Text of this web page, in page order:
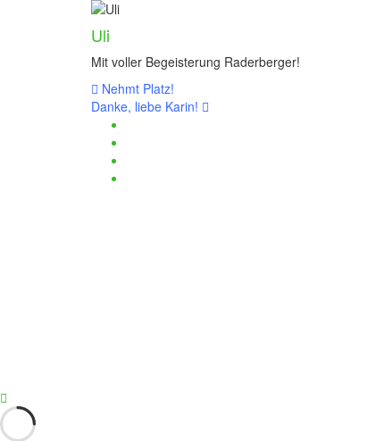
Uli
Mit voller Begeisterung Raderberger!
Beitragsnavigation
Nehmt Platz!
Danke, liebe Karin!